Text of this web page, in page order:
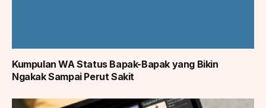
Kumpulan WA Status Bapak-Bapak yang Bikin
Ngakak Sampai Perut Sakit